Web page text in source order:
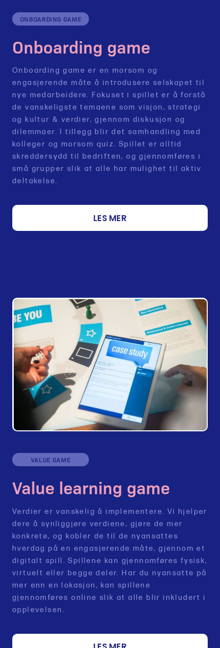
ONBOARDING GAME
Onboarding game
Onboarding game er en morsom og
engasjerende måte å introdusere selskapet til
nye medarbeidere. Fokuset i spillet er å forstå
de vanskeligste temaene som visjon, strategi
og kultur & verdier, gjennom diskusjon og
dilemmaer. I tillegg blir det samhandling med
kolleger og morsom quiz. Spillet er alltid
skreddersydd til bedriften, og gjennomføres i
små grupper slik at alle har mulighet til aktiv
deltakelse.
LES MER
VALUE GAME
Value learning game
Verdier er vanskelig å implementere. Vi hjelper
dere å synliggjøre verdiene, gjøre de mer
konkrete, og kobler de til de nyansattes
hverdag på en engasjerende måte, gjennom et
digitalt spill. Spillene kan gjennomføres fysisk,
virtuelt eller begge deler. Har du nyansatte på
mer enn en lokasjon, kan spillene
gjennomføres online slik at alle blir inkludert i
opplevelsen.